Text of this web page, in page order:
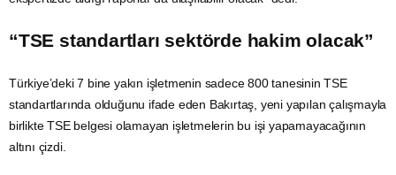
“TSE standartları sektörde hakim olacak”
Türkiye’deki 7 bine yakın işletmenin sadece 800 tanesininTSE
standartlarında olduğunu ifade eden Bakırtaş, yeni yapılan çalışmayla
birlikte TSE belgesi olamayan işletmelerin bu işi yapamayacağının
altını çizdi.